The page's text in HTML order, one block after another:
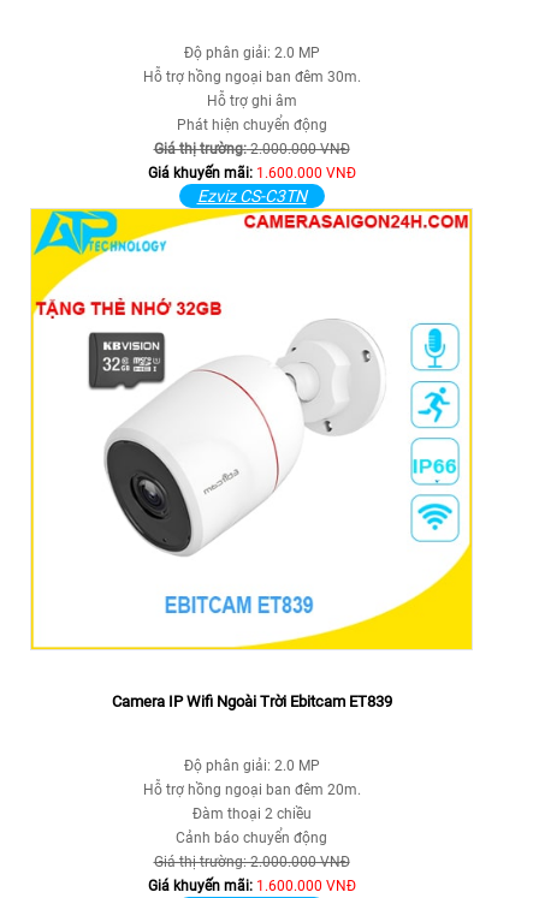
Độ phân giải: 2.0 MP
Hỗ trợ hồng ngoại ban đêm 30m.
Hỗ trợ ghi âm
Phát hiện chuyển động
Giá thị trường:2.000.000 VNĐ
Giá khuyến mãi: 1.600.000 VNĐ
Ezviz CS-C3TN
Camera IP Wifi Ngoài Trời Ebitcam ET839
Độ phân giải: 2.0 MP
Hỗ trợ hồng ngoại ban đêm 20m.
Đàm thoại 2 chiều
Cảnh báo chuyển động
Giá thị trường: 2.000.000 VNĐ
Giá khuyến mãi: 1.600.000 VNĐ